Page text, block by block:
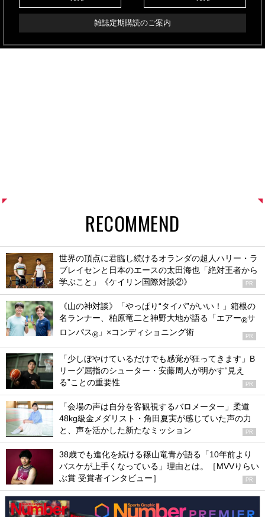
雑誌定期購読のご案内
RECOMMEND
世界の頂点に君臨し続けるオランダの超人ハリー・ラ
ブレイセンと日本のエースの太田海也「絶対王者から
学ぶこと」《ケイリン国際対談②》
PR
《山の神対談》「やっぱり“タイパ”がいい！」箱根の
名ランナー、柏原竜二と神野大地が語る「エアー®サ
ロンパス® 」×コンディショニング術 PR
「少しぼやけているだけでも感覚が狂ってきます」B
リーグ屈指のシューター・安藤周人が明かす“見え
る”ことの重要性
PR
「会場の声は自分を客観視するバロメーター」柔道
48kg級金メダリスト・角田夏実が感じていた声の力
と、声を活かした新たなミッション
PR
38歳でも進化を続ける篠山竜青が語る「10年前より
バスケが上手くなっている」理由とは。［MVVりらい
ぶ賞 受賞者インタビュー］
PR